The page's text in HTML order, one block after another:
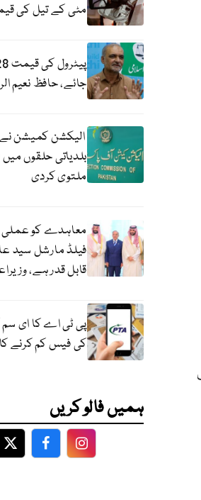
مٹی کے تیل کی
جائے، حافظ نعیم
ملتوی کردی
معاہدے کو
فیلڈ مارشل سید
قابل قدر ہے،
پی ٹی اے کا ای سم
کی فیس کم کرنے
ہمیں فالو کریں
TwitterFacebookFacebook